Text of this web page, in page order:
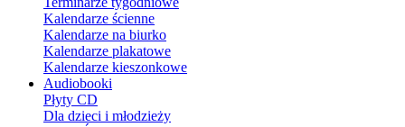
Kalendarze ścienne
Kalendarze na biurko
Kalendarze plakatowe
Kalendarze kieszonkowe
Audiobooki
Płyty CD
Dla dzieci i młodzieży